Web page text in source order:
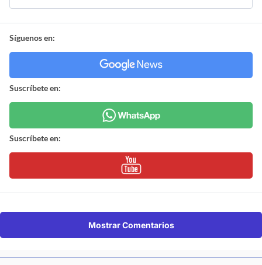
Síguenos en:
Suscríbete en:
Suscríbete en:
Mostrar Comentarios